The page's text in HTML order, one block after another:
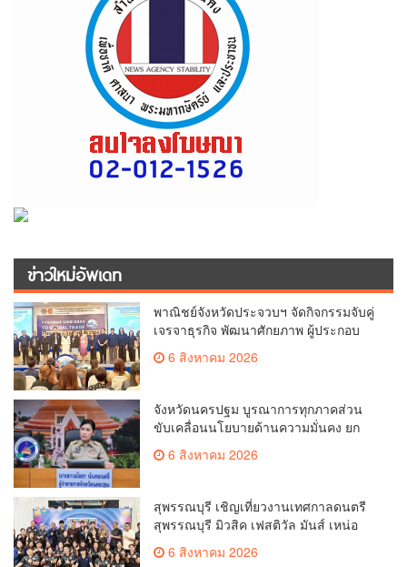
ข่าวใหม่อัพเดท
พาณิชย์จังหวัดประจวบฯ จัดกิจกรรมจับคู่
เจรจาธุรกิจ พัฒนาศักยภาพ ผู้ประกอบ
ระหว่างประเทศ
6 สิงหาคม 2026
จังหวัดนครปฐม บูรณาการทุกภาคส่วน
ขับเคลื่อนนโยบายด้านความมั่นคง ยก
เทคโนโลยี
6 สิงหาคม 2026
สุพรรณบุรี เชิญเที่ยวงานเทศกาลดนตรี
สุพรรณบุรี มิวสิค เฟสติวัล มันส์ เหน่อ
มาก6 สิงหาคม 2026